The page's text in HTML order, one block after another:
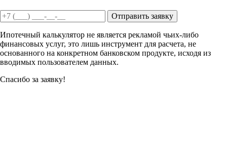
Отправить заявку
Ипотечный калькулятор не является рекламой чьих-либо
финансовых услуг, это лишь инструмент для расчета, не
основанного на конкретном банковском продукте, исходя из
вводимых пользователем данных.
Спасибо за заявку!